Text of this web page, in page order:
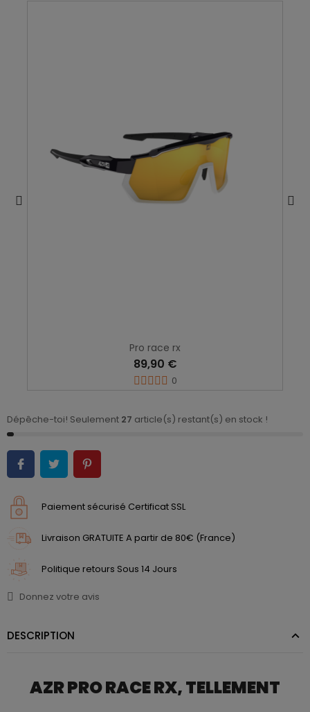
Pro race rx
89,90 €
0
Dépêche-toi! Seulement 27 article(s) restant(s) en stock !
Paiement sécurisé Certificat SSL
Livraison GRATUITE A partir de 80€ (France)
Politique retours Sous 14 Jours
Donnez votre avis
DESCRIPTION
AZR PRO RACE RX, TELLEMENT